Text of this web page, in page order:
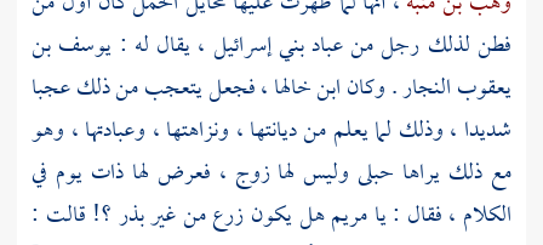
فطن لذلك رجل من عبادبني إسرائيل ،يقال له : يوسف بن
يعقوب النجار. وكان ابن خالها ، فجعل يتعجب من ذلك عجبا
شديدا ، وذلك لما يعلم من ديانتها ، ونزاهتها ، وعبادتها ، وهو
مع ذلك يراها حبلى وليس لها زوج ، فعرض لها ذات يوم في
الكلام ، فقال : يامريمهل يكون زرع من غير بذر ؟! قالت :